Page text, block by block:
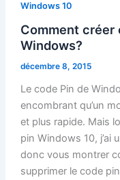
Windows 10
Comment créer
Windows?
décembre 8, 2015
Le code Pin de
encombrant qu’un
et plus rapide. Mais
pin Windows 10, j’ai
donc vous montrer
supprimer le code